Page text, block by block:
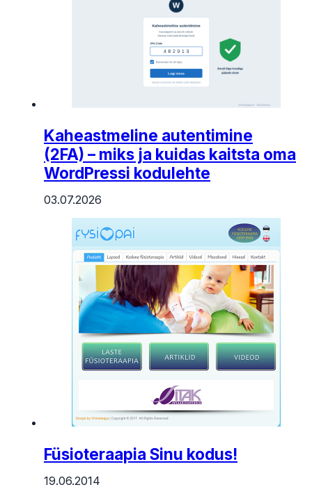
Kaheastmeline autentimine
(2FA) – miks ja kuidas kaitsta oma
WordPressi kodulehte
03.07.2026
Füsioteraapia Sinu kodus!
19.06.2014